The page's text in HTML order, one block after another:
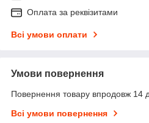
Оплата за реквізитами
Всі умови оплати
Умови повернення
Повернення товару впродовж 14
Всі умови повернення